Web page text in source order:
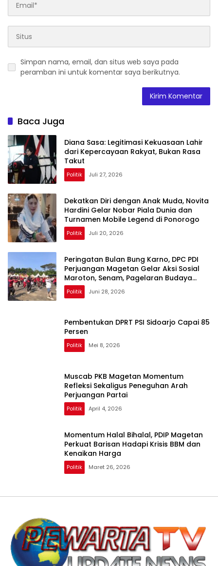
Simpan nama, email, dan situs web saya pada
peramban ini untuk komentar saya berikutnya.
Baca Juga
Diana Sasa: Legitimasi Kekuasaan Lahir
dari Kepercayaan Rakyat, Bukan Rasa
Takut
Politik Juli 27, 2026
Dekatkan Diri dengan Anak Muda, Novita
Hardini Gelar Nobar Piala Dunia dan
Turnamen Mobile Legend di Ponorogo
Politik Juli 20, 2026
Peringatan Bulan Bung Karno, DPC PDI
Perjuangan Magetan Gelar Aksi Sosial
Maroton, Senam, Pagelaran Budaya
Hingga Diskusi
Politik Juni 28, 2026
Pembentukan DPRT PSI Sidoarjo Capai 85
Persen
Politik Mei 8, 2026
Muscab PKB Magetan Momentum
Refleksi Sekaligus Peneguhan Arah
Perjuangan Partai
Politik April 4, 2026
Momentum Halal Bihalal, PDIP Magetan
Perkuat Barisan Hadapi Krisis BBM dan
Kenaikan Harga
Politik Maret 26, 2026